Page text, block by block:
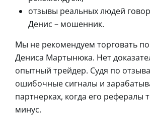
отзывы реальных людей
Денис – мошенник.
Мы не рекомендуем торговать
Дениса Мартынюка. Нет
опытный трейдер. Судя по
ошибочные сигналы и
партнерках, когда его рефералы
минус.